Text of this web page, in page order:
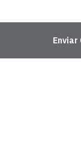
Enviar